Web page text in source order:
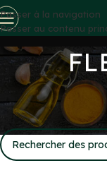
Passer à la navigation
Passer au contenu
Accueil/SELS/FLEUR
Aucun produit ne